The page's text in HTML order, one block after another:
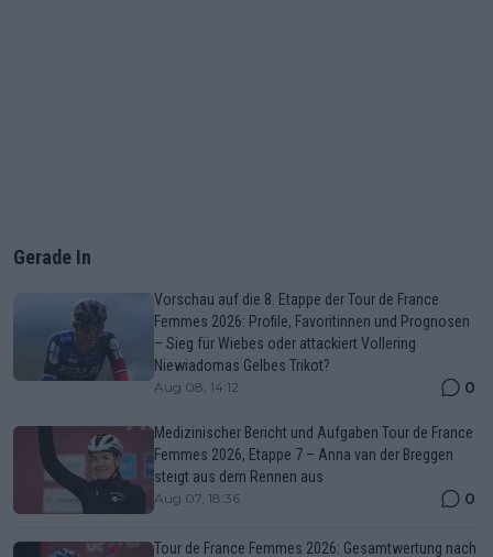
Gerade In
Vorschau auf die 8. Etappe der Tour de France
Femmes 2026: Profile, Favoritinnen und Prognosen
– Sieg für Wiebes oder attackiert Vollering
Niewiadomas Gelbes Trikot?
Aug 08, 14:12 0
Medizinischer Bericht und Aufgaben Tour de France
Femmes 2026, Etappe 7 – Anna van der Breggen
steigt aus dem Rennen aus
Aug 07, 18:36 0
Tour de France Femmes 2026: Gesamtwertung nach